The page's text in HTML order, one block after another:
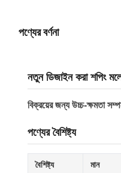
পণ্যের বর্ণনা
নতুন ডিজাইন করা শপিং
বিক্রয়ের জন্য উচ্চ-ক্ষমতা
পণ্যের বৈশিষ্ট্য
বৈশিষ্ট্য মান